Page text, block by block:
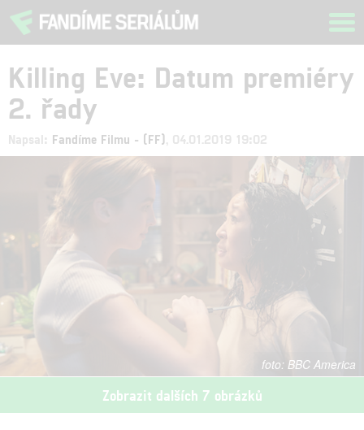
Killing Eve: Datum premiéry
2. řady
Napsal: Fandíme Filmu - (FF) , 04.01.2019 19:02
BBC America
Zobrazit dalších 7 obrázků